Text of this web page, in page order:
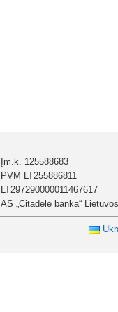
Įm.k. 125588683
PVM LT255886811
LT297290000011467617
AS „Citadele banka“